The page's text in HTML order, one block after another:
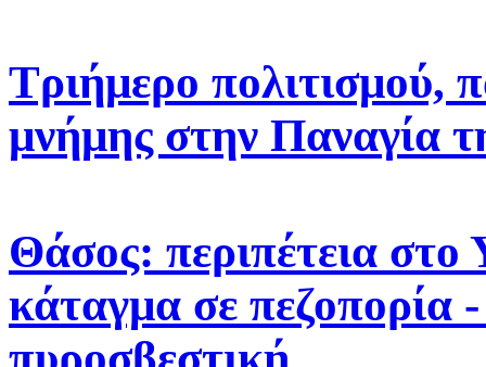
Τριήμερο πολιτισμού,
μνήμης στην Παναγία
Θάσος: περιπέτεια στο
κάταγμα σε πεζοπορία